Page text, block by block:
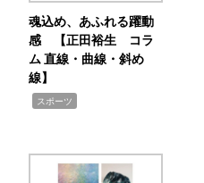
魂込め、あふれる躍動
感 【正田裕生 コラ
ム 直線・曲線・斜め
線】
スポーツ